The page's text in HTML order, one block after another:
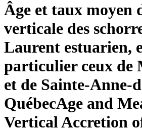
Âge et taux moyen
verticale des
Laurent estuarien,
particulier ceux de
et de Sainte-Anne-
QuébecAge and
Vertical Accretion